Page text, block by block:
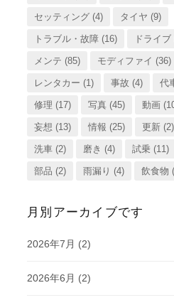
セッティング (4) タイヤ (9)
トラブル・故障 (16) ドライブ
メンテ (85) モディファイ (36)
レンタカー (1) 事故 (4) 代
修理 (17) 写真 (45) 動画
妄想 (13) 情報 (25) 更新 (2)
洗車 (2) 磨き (4) 試乗 (11)
部品 (2) 雨漏り (4) 飲食物
月別アーカイブです
2026年7月 (2)
2026年6月 (2)